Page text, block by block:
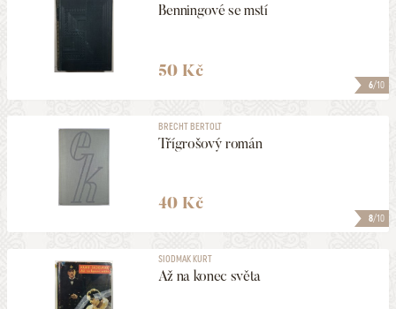
6/10
Benningové se mstí
50 Kč
8/10
BRECHT BERTOLT
Třígrošový román
40 Kč
SIODMAK KURT
Až na konec světa